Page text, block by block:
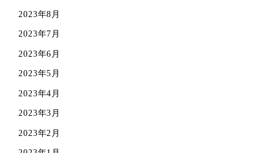
2023年8月
2023年7月
2023年6月
2023年5月
2023年4月
2023年3月
2023年2月